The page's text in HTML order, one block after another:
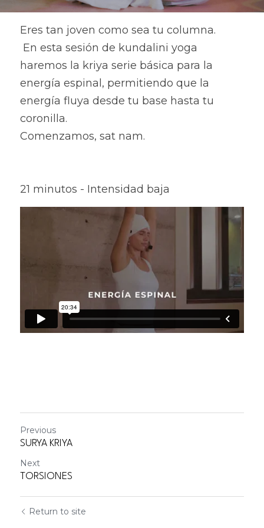
Eres tan joven como sea tu columna.
haremos la kriya serie básica para la
energía espinal, permitiendo que la
energía fluya desde tu base hasta tu
coronilla.
Comenzamos, sat nam.
21 minutos - Intensidad baja
Previous
SURYA KRIYA
Next
TORSIONES
Return to site